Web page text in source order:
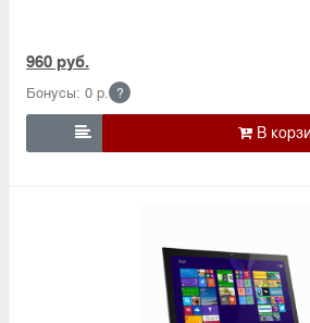
960 руб.
Бонусы: 0 р. ?
